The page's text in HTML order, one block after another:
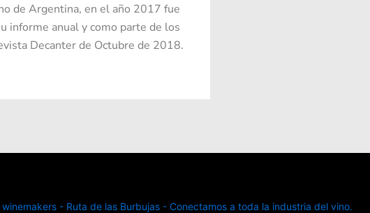
de Argentina, en el año 2017 fue
informe anual y como parte de los
Decanter de Octubre de 2018.
- Ruta de las Burbujas - Conectamos a toda la industria del vino.